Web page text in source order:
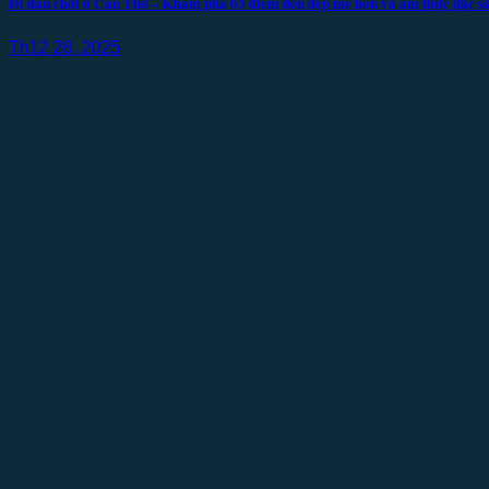
Th12 28, 2025